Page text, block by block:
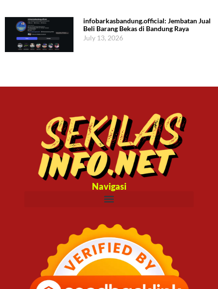
infobarkasbandung.official: Jembatan Jual
Beli Barang Bekas di Bandung Raya
July 13, 2026
Navigasi